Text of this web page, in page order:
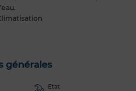
générales
Etat